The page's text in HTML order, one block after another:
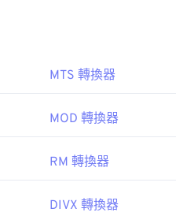
MTS 轉換器
MOD 轉換器
RM 轉換器
DIVX 轉換器